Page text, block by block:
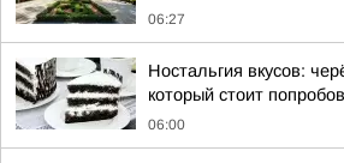
06:27
Ностальгия вкусов:
который стоит
06:00